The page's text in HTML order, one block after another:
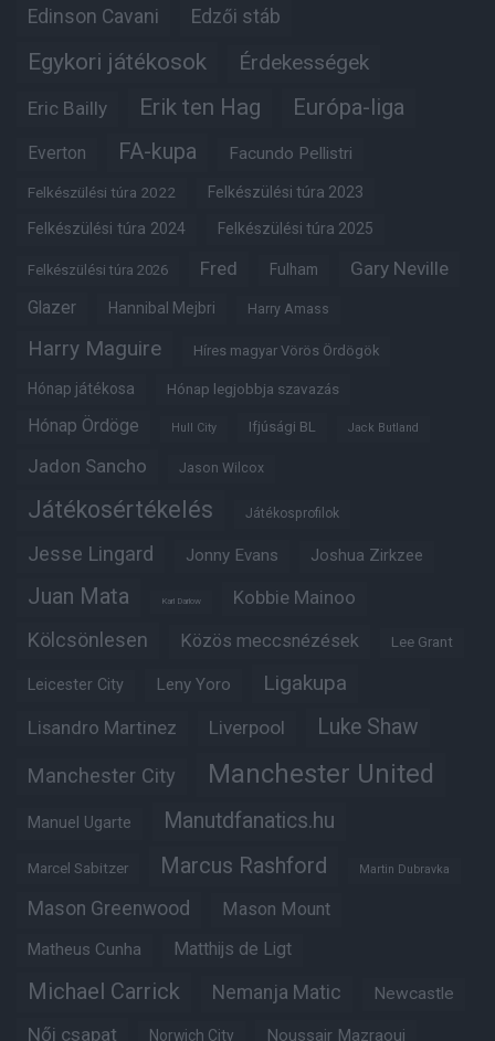
Edinson Cavani Edzői stáb
Egykori játékosok Érdekességek
Eric Bailly Erik ten Hag Európa-liga
Everton FA-kupa Facundo Pellistri
Felkészülési túra 2022 Felkészülési túra 2023
Felkészülési túra 2024 Felkészülési túra 2025
Felkészülési túra 2026 Fred Fulham Gary Neville
Glazer Hannibal Mejbri Harry Amass
Harry Maguire Híres magyar Vörös Ördögök
Hónap játékosa Hónap legjobbja szavazás
Hónap Ördöge Hull City Ifjúsági BL Jack Butland
Jadon Sancho Jason Wilcox
Játékosértékelés Játékosprofilok
Jesse Lingard Jonny Evans Joshua Zirkzee
Juan Mata Karl Darlow Kobbie Mainoo
Kölcsönlesen Közös meccsnézések Lee Grant
Leicester City Leny Yoro Ligakupa
Lisandro Martinez Liverpool Luke Shaw
Manchester City Manchester United
Manuel Ugarte Manutdfanatics.hu
Marcel Sabitzer Marcus Rashford Martin Dubravka
Mason Greenwood Mason Mount
Matheus Cunha Matthijs de Ligt
Michael Carrick Nemanja Matic Newcastle
Női csapat Norwich City Noussair Mazraoui